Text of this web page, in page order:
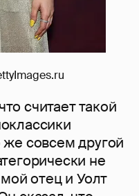
считает такой
совсем другой
не
отец и Уолт